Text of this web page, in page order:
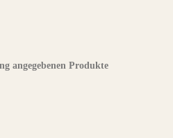
angegebenen Produkte